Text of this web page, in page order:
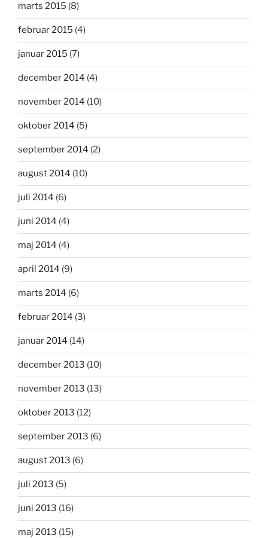
marts 2015 (8)
februar 2015 (4)
januar 2015 (7)
december 2014 (4)
november 2014 (10)
oktober 2014 (5)
september 2014 (2)
august 2014 (10)
juli 2014 (6)
juni 2014 (4)
maj 2014 (4)
april 2014 (9)
marts 2014 (6)
februar 2014 (3)
januar 2014 (14)
december 2013 (10)
november 2013 (13)
oktober 2013 (12)
september 2013 (6)
august 2013 (6)
juli 2013 (5)
juni 2013 (16)
maj 2013 (15)